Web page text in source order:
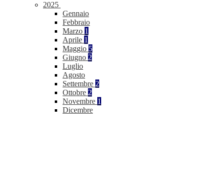
2025
Gennaio
Febbraio
Marzo 1
Aprile 1
Maggio 5
Giugno 2
Luglio
Agosto
Settembre 2
Ottobre 2
Novembre 1
Dicembre